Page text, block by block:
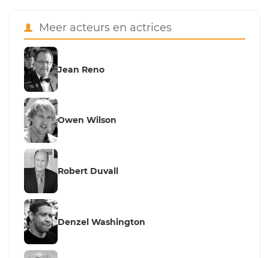
Meer acteurs en actrices
Jean Reno
Owen Wilson
Robert Duvall
Denzel Washington